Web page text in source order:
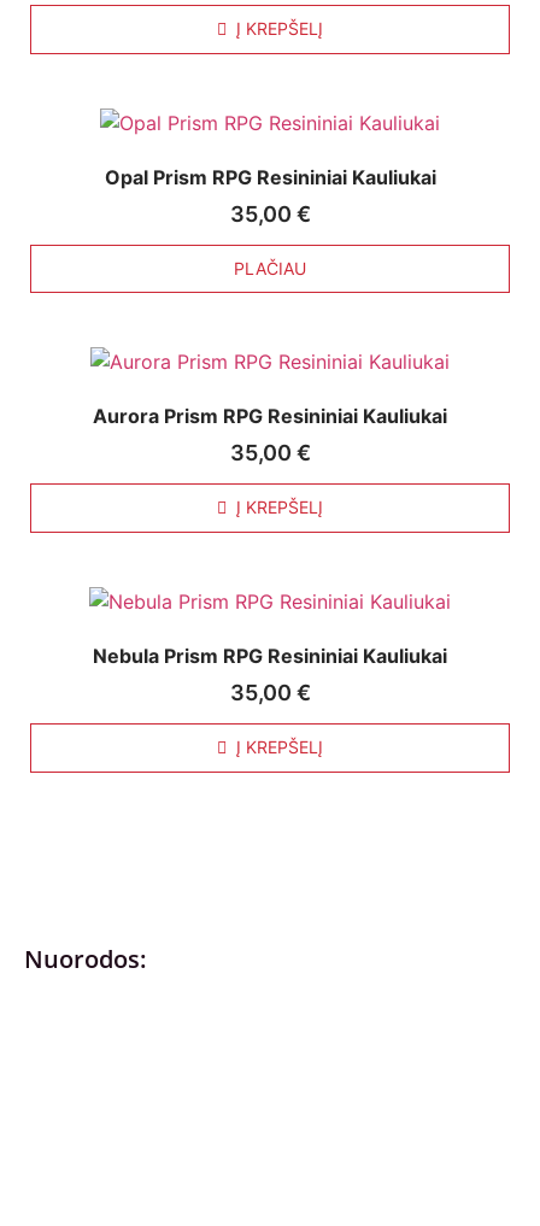
Į KREPŠELĮ
Opal Prism RPG Resininiai Kauliukai
35,00 €
PLAČIAU
Aurora Prism RPG Resininiai Kauliukai
35,00 €
Į KREPŠELĮ
Nebula Prism RPG Resininiai Kauliukai
35,00 €
Į KREPŠELĮ
Nuorodos: